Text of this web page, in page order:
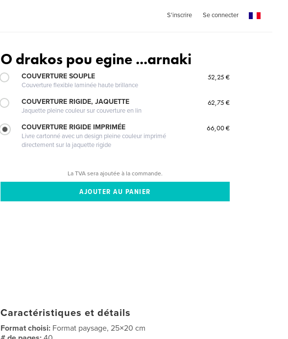
S'inscrire Se connecter
O drakos pou egine ...arnaki
COUVERTURE SOUPLE
Couverture flexible laminée haute brillance
52,25 €
COUVERTURE RIGIDE, JAQUETTE
Jaquette pleine couleur sur couverture en lin
62,75 €
COUVERTURE RIGIDE IMPRIMÉE
Livre cartonné avec un design pleine couleur imprimé
directement sur la jaquette rigide
66,00 €
La TVA sera ajoutée à la commande.
Caractéristiques et détails
Format choisi: Format paysage, 25×20 cm